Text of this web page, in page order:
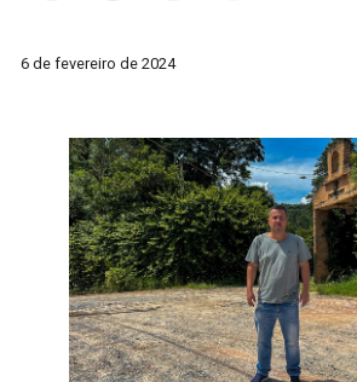
6 de fevereiro de 2024